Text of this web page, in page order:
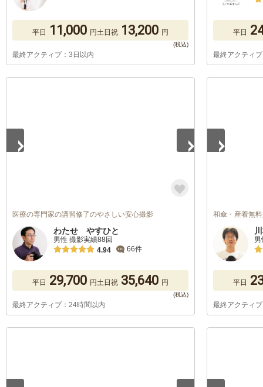
平日 11,000 円土日祝 13,200 円
最終アクティブ：3日以内
平日
最終アクティ
医療の専門家の講習修了のやさしい安心撮影
わたせ やすひと
男性 撮影実績88回
4.94
66件
平日 29,700 円土日祝 35,640 円
最終アクティブ：24時間以内
和傘・産着無
平日
最終アクティ